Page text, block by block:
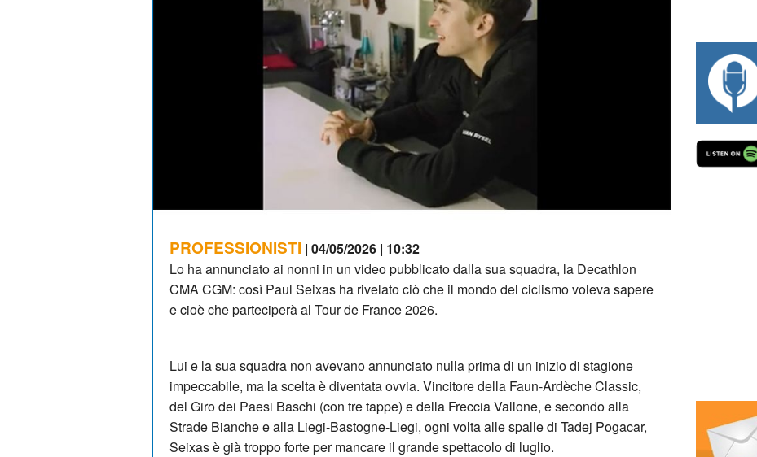
PROFESSIONISTI | 04/05/2026 | 10:32
Lo ha annunciato ai nonni in un video pubblicato dalla sua squadra, la Decathlon
CMA CGM: così Paul Seixas ha rivelato ciò che il mondo del ciclismo voleva sapere
e cioè che parteciperà al Tour de France 2026.
Lui e la sua squadra non avevano annunciato nulla prima di un inizio di stagione
impeccabile, ma la scelta è diventata ovvia. Vincitore della Faun-Ardèche Classic,
del Giro dei Paesi Baschi (con tre tappe) e della Freccia Vallone, e secondo alla
Strade Bianche e alla Liegi-Bastogne-Liegi, ogni volta alle spalle di Tadej Pogacar,
Seixas è già troppo forte per mancare il grande spettacolo di luglio.
#334 CHARLY WEGELIUS, MAURO